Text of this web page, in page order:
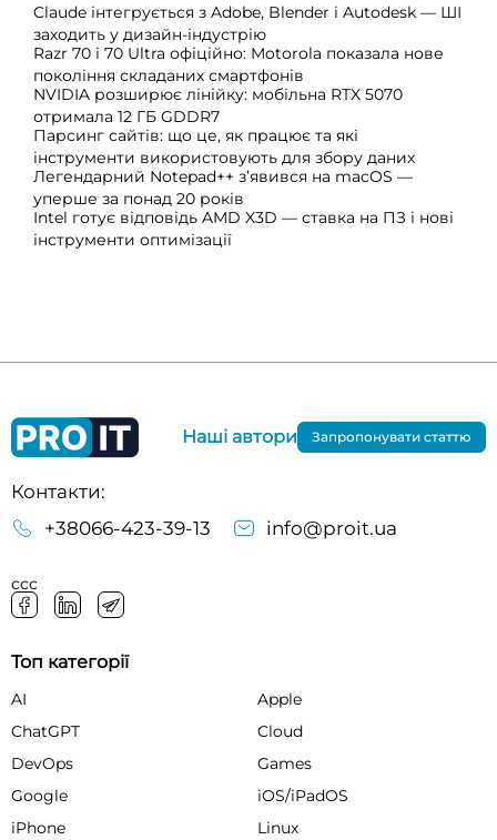
Claude інтегрується з Adobe, Blender і Autodesk — ШІ
заходить у дизайн-індустрію
Razr 70 і 70 Ultra офіційно: Motorola показала нове
покоління складаних смартфонів
NVIDIA розширює лінійку: мобільна RTX 5070
отримала 12 ГБ GDDR7
Парсинг сайтів: що це, як працює та які
інструменти використовують для збору даних
Легендарний Notepad++ з’явився на macOS —
уперше за понад 20 років
Intel готує відповідь AMD X3D — ставка на ПЗ і нові
інструменти оптимізації
Контакти:
+38066-423-39-13
info@proit.ua
ссс
Наші автори Запропонувати статтю
Топ категорії
AI
Apple
ChatGPT
Cloud
DevOps
Games
Google
iOS/iPadOS
iPhone
Linux